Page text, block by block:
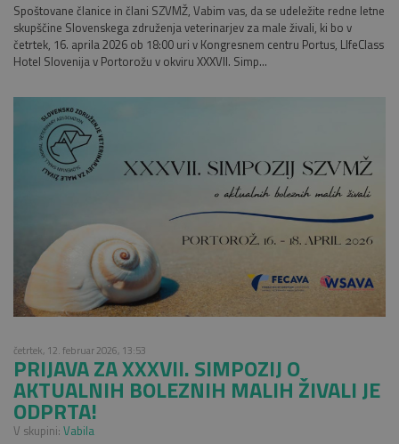
Spoštovane članice in člani SZVMŽ, Vabim vas, da se udeležite redne letne
skupščine Slovenskega združenja veterinarjev za male živali, ki bo v
četrtek, 16. aprila 2026 ob 18:00 uri v Kongresnem centru Portus, LIfeClass
Hotel Slovenija v Portorožu v okviru XXXVII. Simp...
četrtek, 12. februar 2026, 13:53
PRIJAVA ZA XXXVII. SIMPOZIJ O
AKTUALNIH BOLEZNIH MALIH ŽIVALI JE
ODPRTA!
V skupini: Vabila